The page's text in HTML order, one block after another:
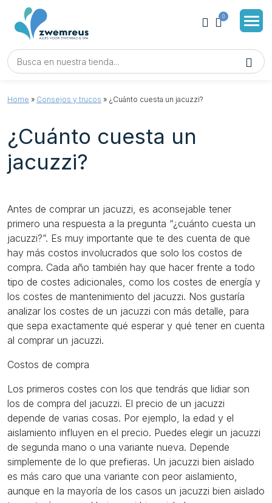
0
Home » Consejos y trucos » ¿Cuánto cuesta un jacuzzi?
¿Cuánto cuesta un
jacuzzi?
Antes de comprar un jacuzzi, es aconsejable tener
primero una respuesta a la pregunta “¿cuánto cuesta un
jacuzzi?”. Es muy importante que te des cuenta de que
hay más costos involucrados que solo los costos de
compra. Cada año también hay que hacer frente a todo
tipo de costes adicionales, como los costes de energía y
los costes de mantenimiento del jacuzzi. Nos gustaría
analizar los costes de un jacuzzi con más detalle, para
que sepa exactamente qué esperar y qué tener en cuenta
al comprar un jacuzzi.
Costos de compra
Los primeros costes con los que tendrás que lidiar son
los de compra del jacuzzi. El precio de un jacuzzi
depende de varias cosas. Por ejemplo, la edad y el
aislamiento influyen en el precio. Puedes elegir un jacuzzi
de segunda mano o una variante nueva. Depende
simplemente de lo que prefieras. Un jacuzzi bien aislado
es más caro que una variante con peor aislamiento,
aunque en la mayoría de los casos un jacuzzi bien aislado